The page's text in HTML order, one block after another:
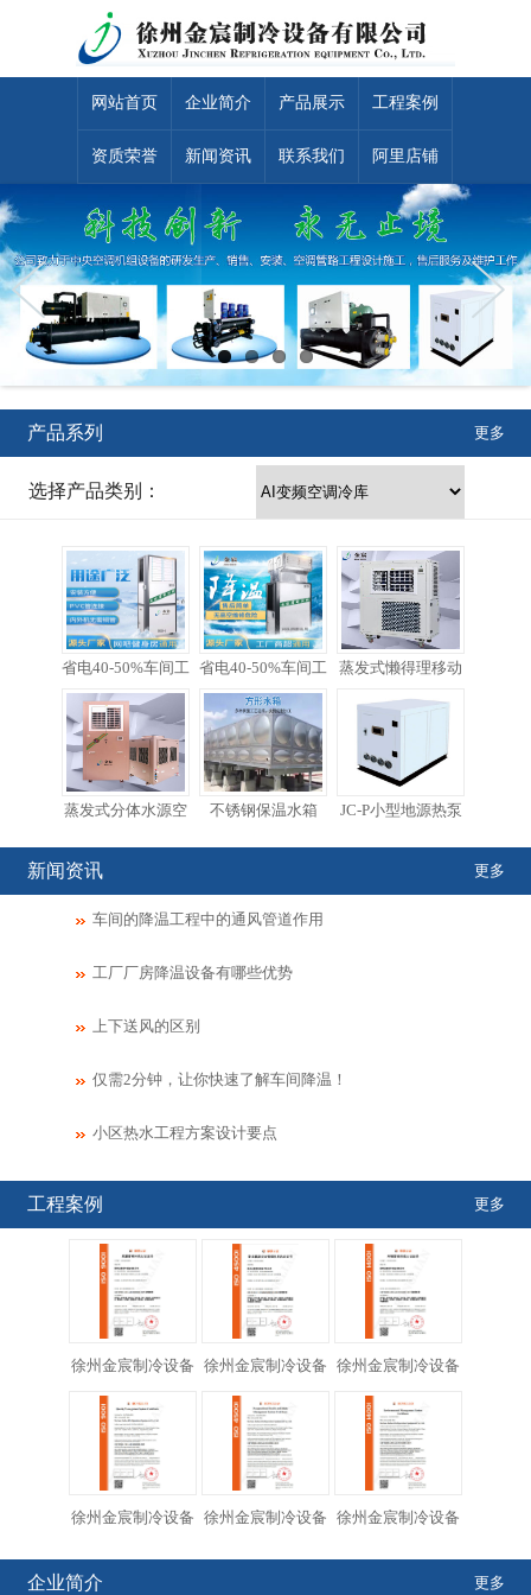
网站首页 企业简介 产品展示 工程案例
资质荣誉 新闻资讯 联系我们 阿里店铺
产品系列 更多
选择产品类别：
省电40-50%车间工 省电40-50%车间工 蒸发式懒得理移动
蒸发式分体水源空 不锈钢保温水箱 JC-P小型地源热泵
新闻资讯 更多
车间的降温工程中的通风管道作用
工厂厂房降温设备有哪些优势
上下送风的区别
仅需2分钟，让你快速了解车间降温！
小区热水工程方案设计要点
工程案例 更多
徐州金宸制冷设备 徐州金宸制冷设备 徐州金宸制冷设备
徐州金宸制冷设备 徐州金宸制冷设备 徐州金宸制冷设备
企业简介 更多